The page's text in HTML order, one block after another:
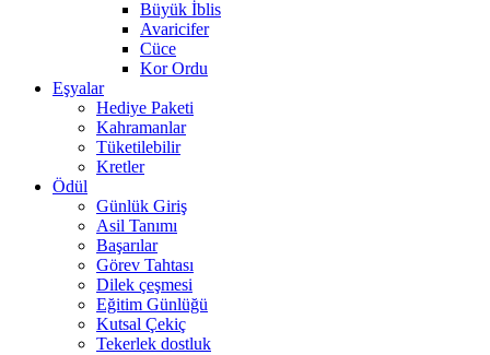
Büyük İblis
Avaricifer
Cüce
Kor Ordu
Eşyalar
Hediye Paketi
Kahramanlar
Tüketilebilir
Kretler
Ödül
Günlük Giriş
Asil Tanımı
Başarılar
Görev Tahtası
Dilek çeşmesi
Eğitim Günlüğü
Kutsal Çekiç
Tekerlek dostluk